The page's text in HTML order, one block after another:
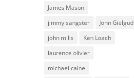
James Mason
jimmy sangster
John Gielgud
john mills
Ken Loach
laurence olivier
michael caine